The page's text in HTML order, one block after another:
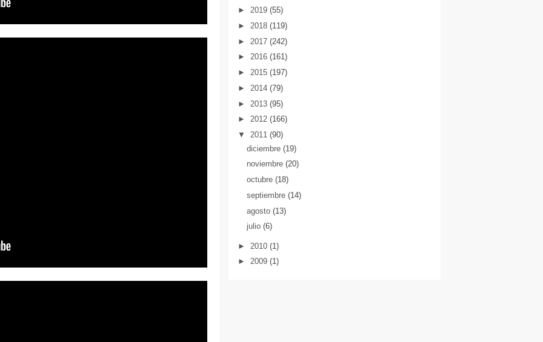
► 2019 (55)
► 2018 (119)
► 2017 (242)
► 2016 (161)
► 2015 (197)
► 2014 (79)
► 2013 (95)
► 2012 (166)
▼ 2011 (90)
diciembre(19)
noviembre(20)
octubre(18)
septiembre(14)
agosto(13)
julio(6)
► 2010 (1)
► 2009 (1)